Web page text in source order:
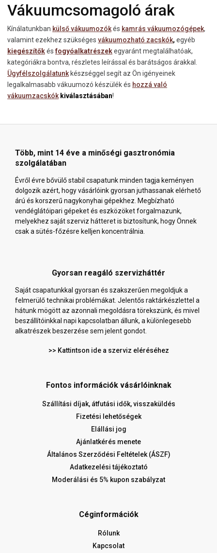
Vákuumcsomagoló árak
Kínálatunkban külső vákuumozókés kamrás vákuumozógépek,
valamint ezekhez szükséges vákuumozható zacskók, egyéb
kiegészítőkésfogyóalkatrészekegyaránt megtalálhatóak,
kategóriákra bontva, részletes leírással és barátságos árakkal.
Ügyfélszolgálatunk készséggel segít az Ön igényeinek
legalkalmasabb vákuumozó készülék és hozzá való
vákuumzacskók kiválasztásában!
Több, mint 14 éve a minőségi gasztronómia
szolgálatában
Évről évre bővülő stabil csapatunk minden tagja keményen
dolgozik azért, hogy vásárlóink gyorsan juthassanak elérhető
árú és korszerű nagykonyhai gépekhez. Megbízható
vendéglátóipari gépeket és eszközöket forgalmazunk,
melyekhez saját szerviz hátteret is biztosítunk, hogy Önnek
csak a sütés-főzésre kelljen koncentrálnia.
Gyorsan reagáló szervizháttér
Saját csapatunkkal gyorsan és szakszerűen megoldjuk a
felmerülő technikai problémákat. Jelentős raktárkészlettel a
hátunk mögött az azonnali megoldásra törekszünk, és mivel
beszállítóinkkal napi kapcsolatban állunk, a különlegesebb
alkatrészek beszerzése sem jelent gondot.
>> Kattintson ide a szerviz eléréséhez
Fontos információk vásárlóinknak
Szállítási díjak, átfutási idők, visszaküldés
Fizetési lehetőségek
Elállási jog
Ajánlatkérés menete
Általános Szerződési Feltételek (ÁSZF)
Adatkezelési tájékoztató
Moderálási és 5% kupon szabályzat
Céginformációk
Rólunk
Kapcsolat